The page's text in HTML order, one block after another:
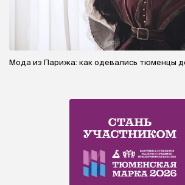
Мода из Парижа: как одевались тюменцы